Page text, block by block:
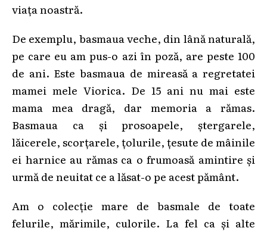
viața noastră.
De exemplu, basmaua veche, din lână naturală,
pe care eu am pus-o azi în poză, are peste 100
de ani. Este basmaua de mireasă a regretatei
mamei mele Viorica. De 15 ani nu mai este
mama mea dragă, dar memoria a rămas.
Basmaua ca și prosoapele, ștergarele,
lăicerele, scorțarele, țolurile, țesute de mâinile
ei harnice au rămas ca o frumoasă amintire și
urmă de neuitat ce a lăsat-o pe acest pământ.
Am o colecție mare de basmale de toate
felurile, mărimile, culorile. La fel ca și alte